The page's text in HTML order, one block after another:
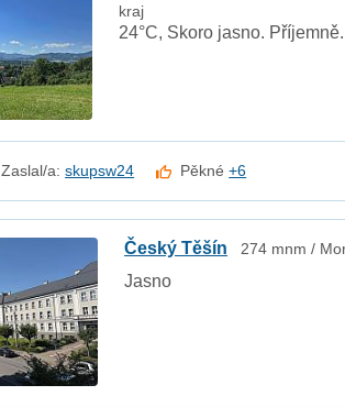
kraj
24°C, Skoro jasno. Příjemně.
Zaslal/a:skupsw24 Pěkné+6
Český Těšín 274 mnm /
Jasno